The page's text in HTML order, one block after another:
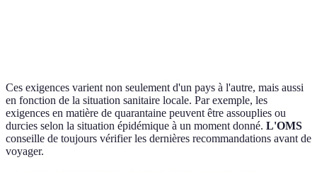
Ces exigences varient non seulement d'un pays à l'autre, mais aussi
en fonction de la situation sanitaire locale. Par exemple, les
exigences en matière de quarantaine peuvent être assouplies ou
durcies selon la situation épidémique à un moment donné. L'OMS
conseille de toujours vérifier les dernières recommandations avant de
voyager.